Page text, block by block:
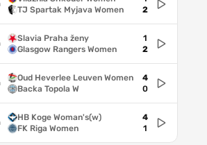
TJ Spartak Myjava Women
2
Slavia Praha ženy
Glasgow Rangers Women
1
2
Oud Heverlee Leuven Women
Backa Topola W
4
0
HB Koge Woman's(w)
FK Riga Women
4
1